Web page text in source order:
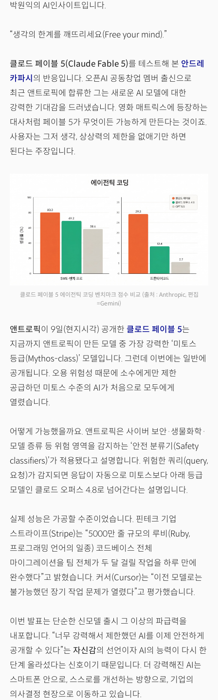
박원익의 AI인사이트입니다.
“생각의 한계를 깨뜨리세요(Free your mind).”
클로드 페이블 5(Claude Fable 5)를 테스트해 본 안드레
카파시 의 반응입니다. 오픈AI 공동창업 멤버 출신으로
최근 앤트로픽에 합류한 그는 새로운 AI 모델에 대한
강력한 기대감을 드러냈습니다. 영화 매트릭스에 등장하는
대사처럼 페이블 5가 무엇이든 가능하게 만든다는 것이죠.
사용자는 그저 생각, 상상력의 제한을 없애기만 하면
된다는 주장입니다.
클로드 페이블 5 에이전틱 코딩 벤치마크 점수 비교 (출처 : Anthropic, 편집
=Gemini)
앤트로픽이 9일(현지시각) 공개한 클로드 페이블 5는
지금까지 앤트로픽이 만든 모델 중 가장 강력한 ‘미토스
등급(Mythos-class)’ 모델입니다. 그런데 이번에는 일반에
공개됩니다. 오용 위험성 때문에 소수에게만 제한
공급하던 미토스 수준의 AI가 처음으로 모두에게
열렸습니다.
어떻게 가능했을까요. 앤트로픽은 사이버 보안·생물화학·
모델 증류 등 위험 영역을 감지하는 ‘안전 분류기(Safety
classifiers)’가 적용됐다고 설명합니다. 위험한 쿼리(query,
요청)가 감지되면 응답이 자동으로 미토스보다 아래 등급
모델인 클로드 오퍼스 4.8로 넘어간다는 설명입니다.
실제 성능은 가공할 수준이었습니다. 핀테크 기업
스트라이프(Stripe)는 “5000만 줄 규모의 루비(Ruby,
프로그래밍 언어의 일종) 코드베이스 전체
마이그레이션을 팀 전체가 두 달 걸릴 작업을 하루 만에
완수했다”고 밝혔습니다. 커서(Cursor)는 “이전 모델로는
불가능했던 장기 작업 문제가 열렸다”고 평가했습니다.
이번 발표는 단순한 신모델 출시 그 이상의 파급력을
내포합니다. “너무 강력해서 제한했던 AI를 이제 안전하게
공개할 수 있다”는 자신감의 선언이자 AI의 능력이 다시 한
단계 올라섰다는 신호이기 때문입니다. 더 강력해진 AI는
스마트폰 안으로, 스스로를 개선하는 방향으로, 기업의
의사결정 현장으로 이동하고 있습니다.